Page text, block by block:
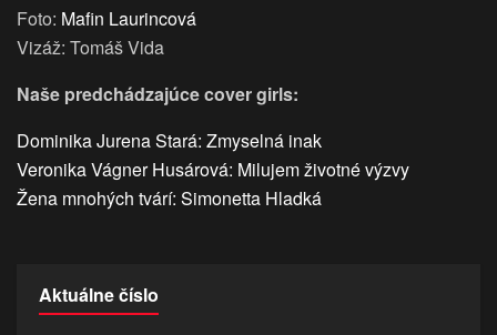
Foto: Mafin Laurincová
Vizáž: Tomáš Vida
Naše predchádzajúce cover girls:
Dominika Jurena Stará: Zmyselná inak
Veronika Vágner Husárová: Milujem životné výzvy
Žena mnohých tvárí: Simonetta Hladká
Aktuálne číslo